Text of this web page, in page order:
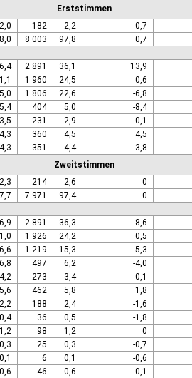
Erststimmen
2,0 182 2,2 -0,7
8 003 97,8 0,7
2 891 36,1 13,9
1 960 24,5 0,6
1 806 22,6 -6,8
5,4 404 5,0 -8,4
3,5 231 2,9 -0,1
4,3 360 4,5 4,5
4,3 351 4,4 -3,8
Zweitstimmen
2,3 214 2,6 0
7 971 97,4 0
2 891 36,3 8,6
1 926 24,2 0,5
1 219 15,3 -5,3
6,8 497 6,2 -4,0
4,2 273 3,4 -0,1
5,6 462 5,8 1,8
2,2 188 2,4 -1,6
0,4 36 0,5 -1,8
1,2 98 1,2 0
0,3 25 0,3 -0,7
0,1 6 0,1 -0,6
0,6 46 0,6 0,1